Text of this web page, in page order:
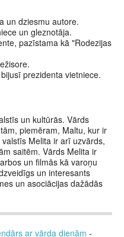
un dziesmu autore.
un gleznotāja.
pazīstama kā "Rodezijas
prezidenta vietniece.
un kultūrās. Vārds
piemēram, Maltu, kur ir
Melita ir arī uzvārds,
saitēm. Vārds Melita ir
un filmās kā varoņu
un interesants
un asociācijas dažādās
ar vārda dienām -